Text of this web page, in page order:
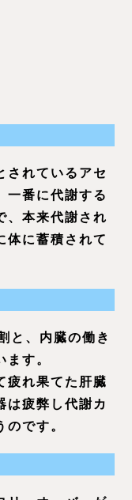
されているアセ
一番に代謝する
、本来代謝され
体に蓄積されて
と、内臓の働き
す。
疲れ果てた肝臓
は疲弊し代謝カ
です。